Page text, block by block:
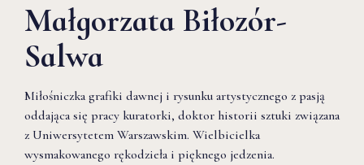
Małgorzata Biłozór-
Salwa
Miłośniczka grafiki dawnej i rysunku artystycznego z pasją
oddająca się pracy kuratorki, doktor historii sztuki związana
z Uniwersytetem Warszawskim. Wielbicielka
wysmakowanego rękodzieła i pięknego jedzenia.